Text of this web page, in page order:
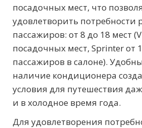
посадочных мест, что
удовлетворить потребности
пассажиров: от 8 до 18 мест
посадочных мест, Sprinter от
пассажиров в салоне).
наличие кондиционера
условия для путешествия
и в холодное время года.
Для удовлетворения